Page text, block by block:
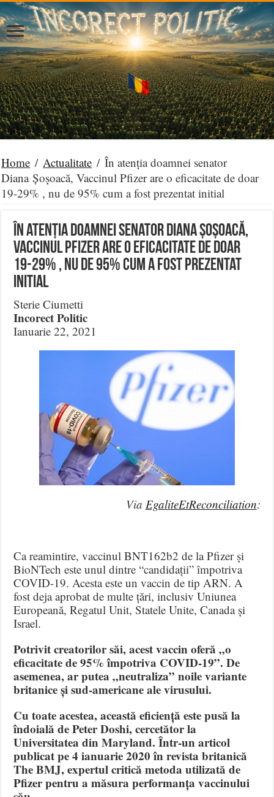
Home / Actualitate / În atenția doamnei senator
Diana Șoșoacă, Vaccinul Pfizer are o eficacitate de doar
19-29% , nu de 95% cum a fost prezentat initial
În atenția doamnei senator Diana Șoșoacă,
Vaccinul Pfizer are o eficacitate de doar
19-29% , nu de 95% cum a fost prezentat
initial
Sterie Ciumetti
Incorect Politic
Ianuarie 22, 2021
Via EgaliteEtReconciliation:
Ca reamintire, vaccinul BNT162b2 de la Pfizer și
BioNTech este unul dintre “candidații” împotriva
COVID-19. Acesta este un vaccin de tip ARN. A
fost deja aprobat de multe țări, inclusiv Uniunea
Europeană, Regatul Unit, Statele Unite, Canada și
Israel.
Potrivit creatorilor săi, acest vaccin oferă „o
eficacitate de 95% împotriva COVID-19”. De
asemenea, ar putea „neutraliza” noile variante
britanice și sud-americane ale virusului.
Cu toate acestea, această eficiență este pusă la
îndoială de Peter Doshi, cercetător la
Universitatea din Maryland. Într-un articol
publicat pe 4 ianuarie 2020 în revista britanică
The BMJ, expertul critică metoda utilizată de
Pfizer pentru a măsura performanța vaccinului